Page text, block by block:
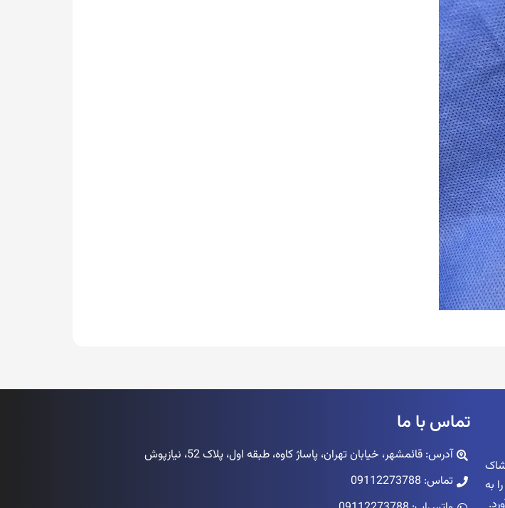
به
تماس با ما
آدرس: قائمشهر، خیابان تهران، پاساژ کاوه، طبقه اول، پلاک 52، نیازپوش
تماس: 09112273788